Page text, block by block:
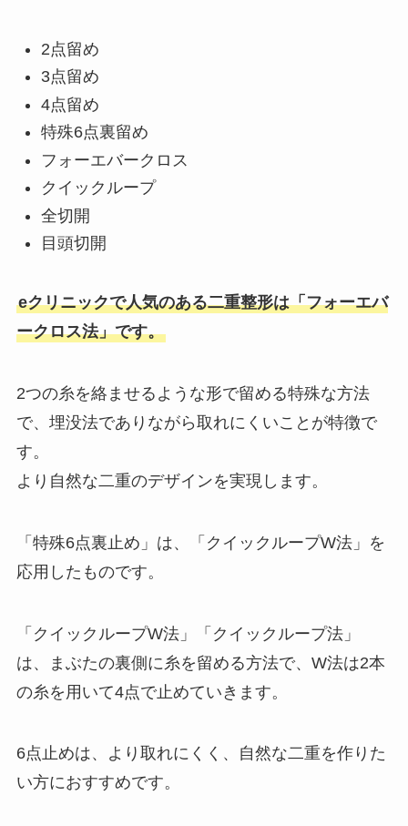
2点留め
3点留め
4点留め
特殊6点裏留め
フォーエバークロス
クイックループ
全切開
目頭切開
eクリニックで人気のある二重整形は「フォーエバ
ークロス法」です。
2つの糸を絡ませるような形で留める特殊な方法
で、埋没法でありながら取れにくいことが特徴で
す。
より自然な二重のデザインを実現します。
「特殊6点裏止め」は、「クイックループW法」を
応用したものです。
「クイックループW法」「クイックループ法」
は、まぶたの裏側に糸を留める方法で、W法は2本
の糸を用いて4点で止めていきます。
6点止めは、より取れにくく、自然な二重を作りた
い方におすすめです。